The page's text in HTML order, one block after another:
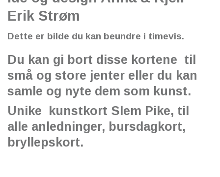
Erik Strøm
Dette er bilde du kan beundre i timevis.
Du kan gi bort disse kortene til
små og store jenter eller du kan
samle og nyte dem som kunst.
Unike kunstkort Slem Pike, til
alle anledninger, bursdagkort,
bryllepskort.